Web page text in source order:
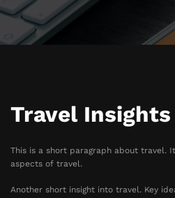
Travel Insights
This is a short paragraph about travel.
aspects of travel.
Another short insight into travel. Key